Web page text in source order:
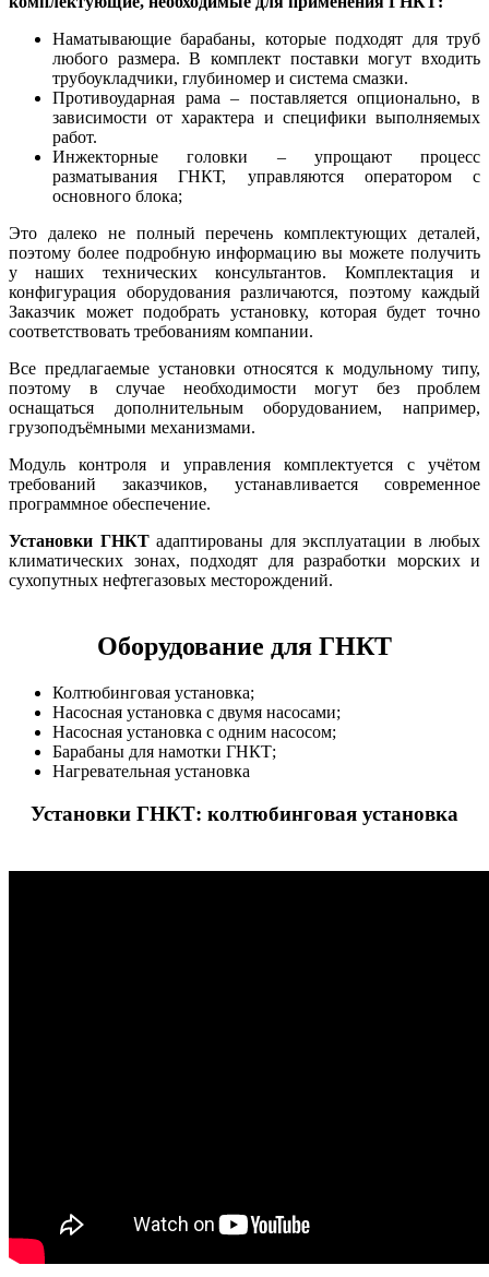
Наматывающие барабаны, которые подходят для труб
любого размера. В комплект поставки могут входить
трубоукладчики, глубиномер и система смазки.
Противоударная рама – поставляется опционально, в
зависимости от характера и специфики выполняемых
работ.
Инжекторные головки – упрощают процесс
разматывания ГНКТ, управляются оператором с
основного блока;
Это далеко не полный перечень комплектующих деталей,
поэтому более подробную информацию вы можете получить
у наших технических консультантов. Комплектация и
конфигурация оборудования различаются, поэтому каждый
Заказчик может подобрать установку, которая будет точно
соответствовать требованиям компании.
Все предлагаемые установки относятся к модульному типу,
поэтому в случае необходимости могут без проблем
оснащаться дополнительным оборудованием, например,
грузоподъёмными механизмами.
Модуль контроля и управления комплектуется с учётом
требований заказчиков, устанавливается современное
программное обеспечение.
Установки ГНКТадаптированы для эксплуатации в любых
климатических зонах, подходят для разработки морских и
сухопутных нефтегазовых месторождений.
Оборудование для ГНКТ
Колтюбинговая установка;
Насосная установка с двумя насосами;
Насосная установка с одним насосом;
Барабаны для намотки ГНКТ;
Нагревательная установка
Установки ГНКТ: колтюбинговая установка